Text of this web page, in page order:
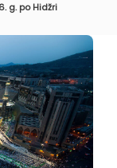
g. po Hidžri